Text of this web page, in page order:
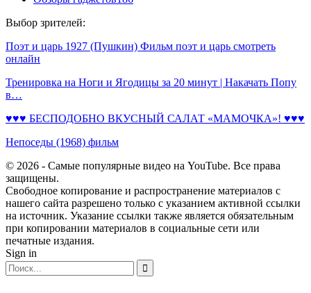
Выбор зрителей:
Поэт и царь 1927 (Пушкин) Фильм поэт и царь смотреть
онлайн
Тренировка на Ноги и Ягодицы за 20 минут | Накачать Попу
в…
♥♥♥ БЕСПОДОБНО ВКУСНЫЙ САЛАТ «МАМОЧКА»! ♥♥♥
Непоседы (1968) фильм
© 2026 - Самые популярные видео на YouTube. Все права
защищены.
Свободное копирование и распространение материалов с
нашего сайта разрешено только с указанием активной ссылки
на источник. Указание ссылки также является обязательным
при копировании материалов в социальные сети или
печатные издания.
Sign in